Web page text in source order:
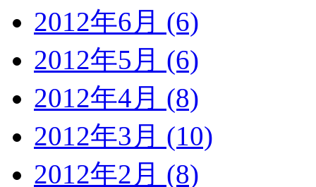
2012年6月 (6)
2012年5月 (6)
2012年4月 (8)
2012年3月 (10)
2012年2月 (8)